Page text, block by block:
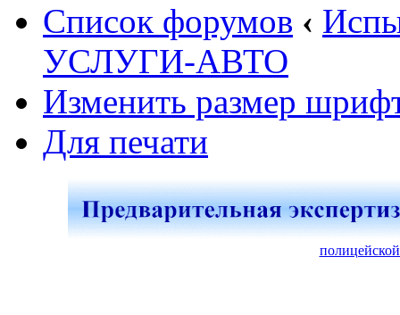
Список форумов ‹
УСЛУГИ-АВТО
Изменить размер
Для печати